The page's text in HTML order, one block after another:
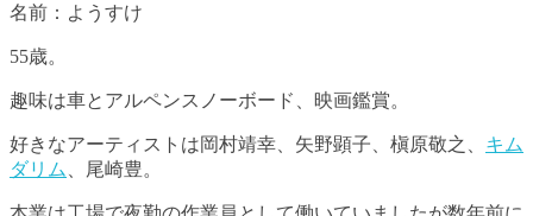
名前：ようすけ
55歳。
趣味は車とアルペンスノーボード、映画鑑賞。
好きなアーティストは岡村靖幸、矢野顕子、槇原敬之、 キム
ダリム
、尾崎豊。